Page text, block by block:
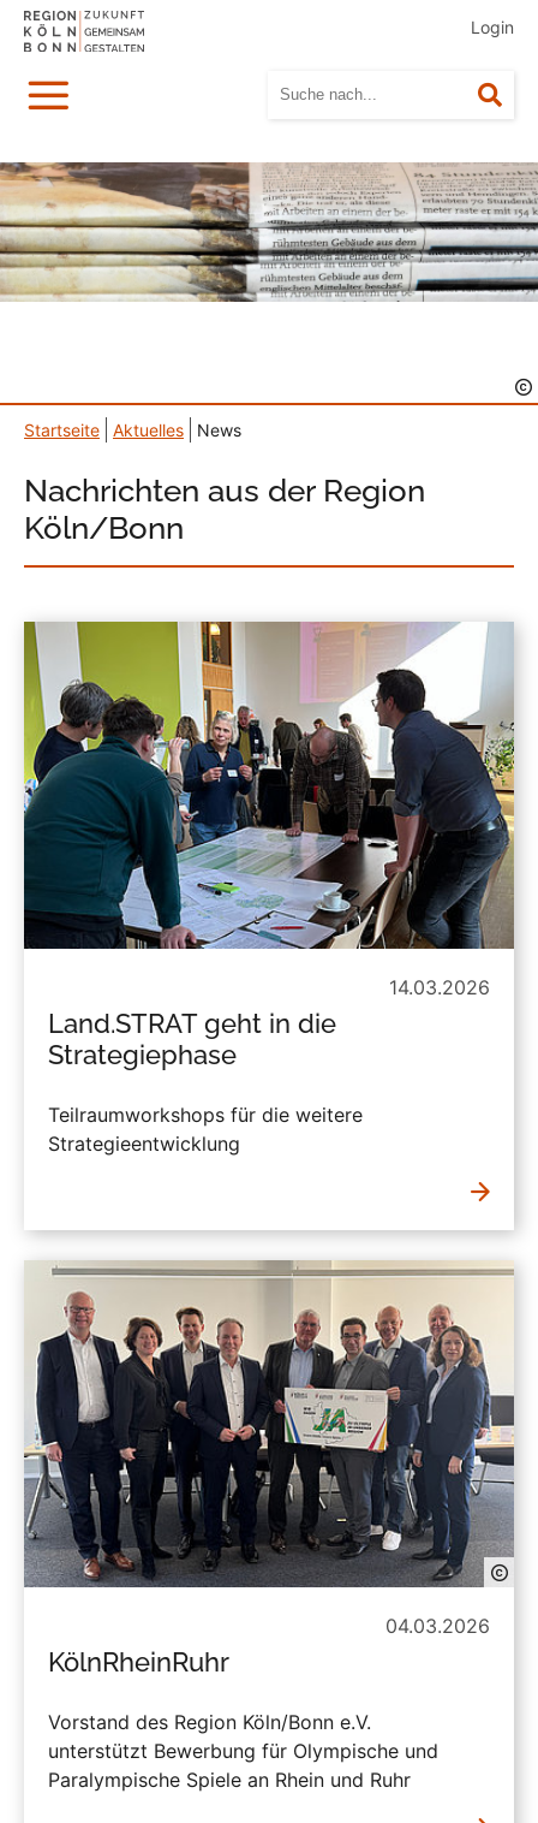
Login
Menü
Startseite Aktuelles News
Nachrichten aus der Region
Köln/Bonn
14.03.2026
Land.STRAT geht in die
Strategiephase
Teilraumworkshops für die weitere
Strategieentwicklung
04.03.2026
KölnRheinRuhr
Vorstand des Region Köln/Bonn e.V.
unterstützt Bewerbung für Olympische und
Paralympische Spiele an Rhein und Ruhr